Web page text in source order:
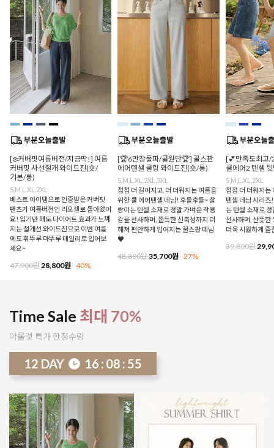
[❄️커버핏여름버전/지금딱!] 여름
커버핏 사선절개 와이드진(숏/
기본/롱)
S,M,L,XL,2XL
베스트 아이템으로 인증받은 커버핏
팬츠가 여름버전인 리오셀로 돌아왔어
요! 입기만 해도 다이어트 효과가 느껴
지는 절개선 와이드진으로 이번 여름
에도 휘뚜루 마뚜루 데일리로 입어보
세요~
47,900원 28,800원 40%
[🏆6만장돌파/쿨원단🏆] 꿀스판
에어텐셀 쿨링 와이드진(숏/롱)
S,M,L,XL,2XL,3XL
점점 더 길어지고, 더 더워지는 여름을
위한 쿨 에어텐셀 데님! 후들후들~ 찰
랑이는 텐셀 소재로 정말 가벼운 착용
감을 선사하며, 쫀득한 신축성까지 더
해져 편안하게 입어지는 꿀스판 데님
♥
48,800원35,700원 27%
[💕만족도최고/
쿨에어2 텐셀
S,M,L,XL,2XL
점점 더 더워지는
텐셀 데님 시리즈
는 텐셀 소재로
선사하며, 산뜻한
더욱 시원하게
39,800원
Time Sale 최대 70%
아울렛 특가 한정수량
12 DAY 16 : 08 : 50